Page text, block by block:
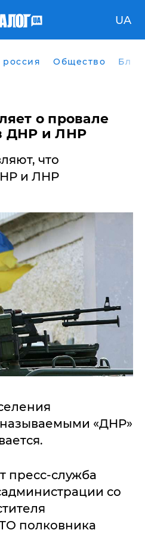
UA
россия Общество
о провале
ДНР и ЛНР
что
и ЛНР
называемыми «ДНР»
пресс-служба
со
полковника